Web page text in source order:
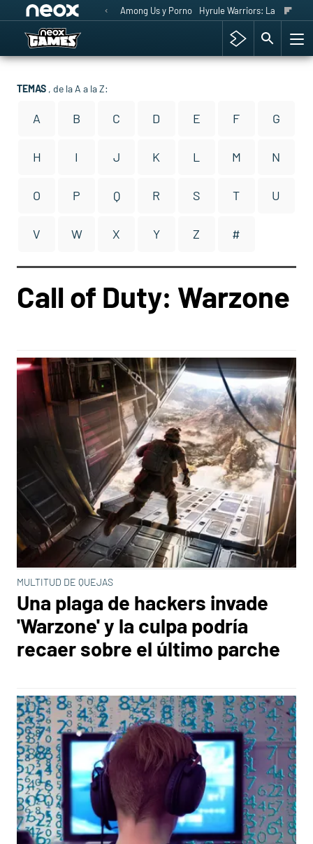
Among Us y Porno Hyrule Warriors: La Era del
TEMAS , de la A a la Z:
A B C D E F G
H I J K L M N
O P Q R S T U
V W X Y Z #
Call of Duty: Warzone
MULTITUD DE QUEJAS
Una plaga de hackers invade
'Warzone' y la culpa podría
recaer sobre el último parche